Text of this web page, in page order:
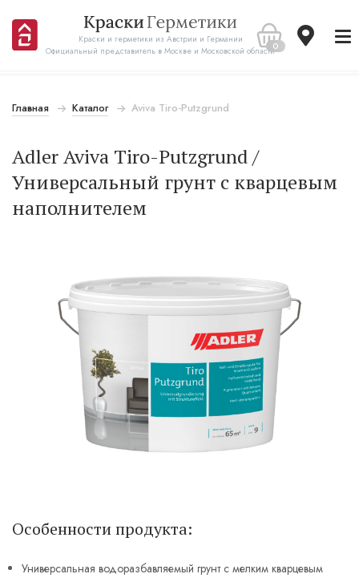
Краски и герметики из Австрии и Германии
Официальный представитель в Москве и Московской области0
Главная Каталог Aviva Tiro-Putzgrund
Adler Aviva Tiro-Putzgrund /
Универсальный грунт с кварцевым
наполнителем
Особенности продукта:
Универсальная водоразбавляемый грунт с мелким кварцевым